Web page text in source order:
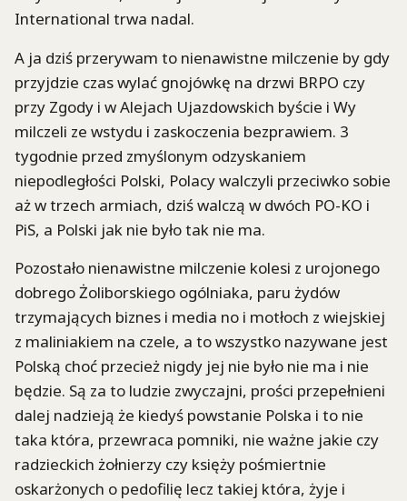
International trwa nadal.
A ja dziś przerywam to nienawistne milczenie by gdy
przyjdzie czas wylać gnojówkę na drzwi BRPO czy
przy Zgody i w Alejach Ujazdowskich byście i Wy
milczeli ze wstydu i zaskoczenia bezprawiem. 3
tygodnie przed zmyślonym odzyskaniem
niepodległości Polski, Polacy walczyli przeciwko sobie
aż w trzech armiach, dziś walczą w dwóch PO-KO i
PiS, a Polski jak nie było tak nie ma.
Pozostało nienawistne milczenie kolesi z urojonego
dobrego Żoliborskiego ogólniaka, paru żydów
trzymających biznes i media no i motłoch z wiejskiej
z maliniakiem na czele, a to wszystko nazywane jest
Polską choć przecież nigdy jej nie było nie ma i nie
będzie. Są za to ludzie zwyczajni, prości przepełnieni
dalej nadzieją że kiedyś powstanie Polska i to nie
taka która, przewraca pomniki, nie ważne jakie czy
radzieckich żołnierzy czy księży pośmiertnie
oskarżonych o pedofilię lecz takiej która, żyje i